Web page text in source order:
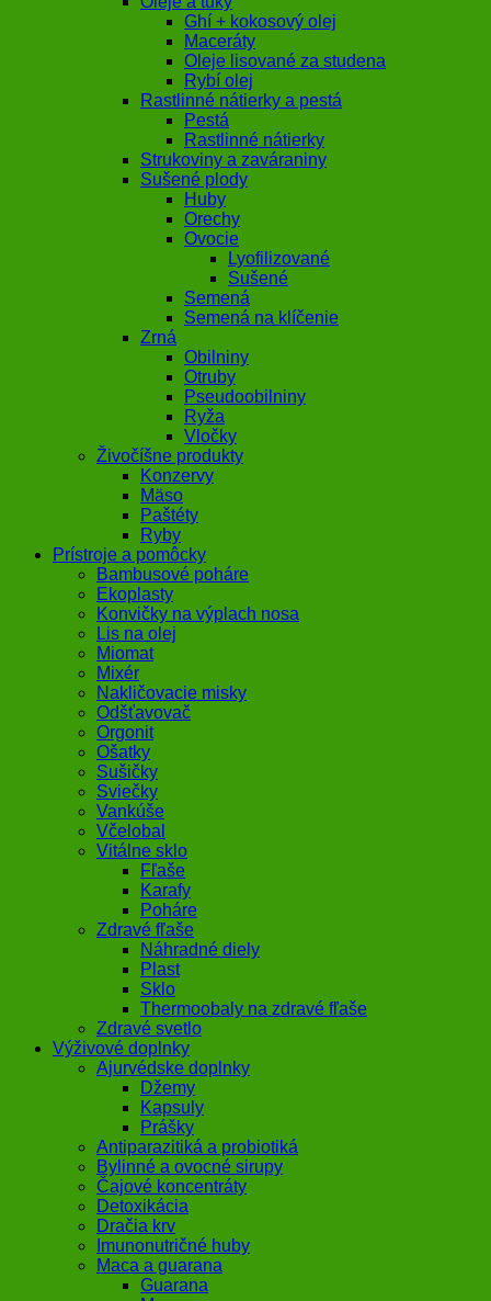
Ghí + kokosový olej
Maceráty
Oleje lisované za studena
Rybí olej
Rastlinné nátierky a pestá
Pestá
Rastlinné nátierky
Strukoviny a zaváraniny
Sušené plody
Huby
Orechy
Ovocie
Lyofilizované
Sušené
Semená
Semená na klíčenie
Zrná
Obilniny
Otruby
Pseudoobilniny
Ryža
Vločky
Živočíšne produkty
Konzervy
Mäso
Paštéty
Ryby
Prístroje a pomôcky
Bambusové poháre
Ekoplasty
Konvičky na výplach nosa
Lis na olej
Miomat
Mixér
Nakličovacie misky
Odšťavovač
Orgonit
Ošatky
Sušičky
Sviečky
Vankúše
Včelobal
Vitálne sklo
Fľaše
Karafy
Poháre
Zdravé fľaše
Náhradné diely
Plast
Sklo
Thermoobaly na zdravé fľaše
Zdravé svetlo
Výživové doplnky
Ajurvédske doplnky
Džemy
Kapsuly
Prášky
Antiparazitiká a probiotiká
Bylinné a ovocné sirupy
Čajové koncentráty
Detoxikácia
Dračia krv
Imunonutričné huby
Maca a guarana
Guarana